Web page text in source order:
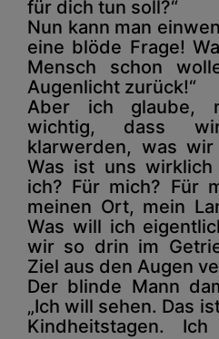
für dich tun soll?“
Nun kann man
eine blöde Frage!
Mensch schon
Augenlicht zurück!“
Aber ich glaube,
wichtig, dass
klarwerden, was
Was ist uns
ich? Für mich? Für
meinen Ort, mein
Was will ich
wir so drin im
Ziel aus den Augen
Der blinde Mann
„Ich will sehen. Das
Kindheitstagen.